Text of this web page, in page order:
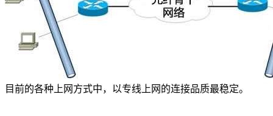
综合门户类解决方案
政府媒体类解决方案
游戏解决方案
负载均衡解决方案
目前的各种上网方式中，以专线上网的连接品质最稳定。